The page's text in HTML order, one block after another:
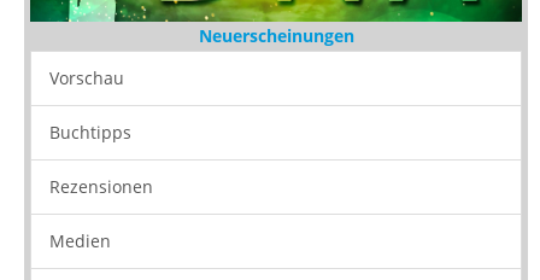
Neuerscheinungen
Vorschau
Buchtipps
Rezensionen
Medien